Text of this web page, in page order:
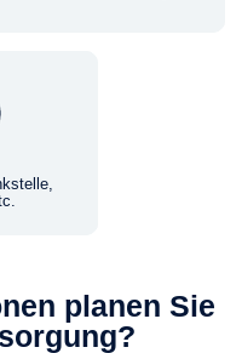
planen Sie